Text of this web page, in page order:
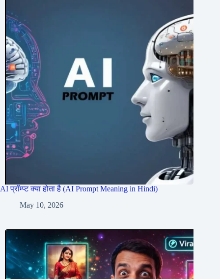
AI प्रॉम्प्ट क्या होता है (AI Prompt Meaning in Hindi)
May 10, 2026